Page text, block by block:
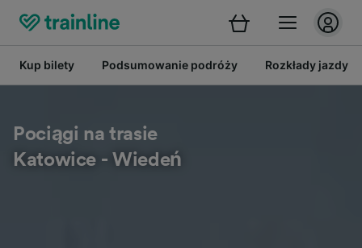
Kup bilety Podsumowanie podróży Rozkłady jazdy
Pociągi na trasie
Katowice - Wiedeń